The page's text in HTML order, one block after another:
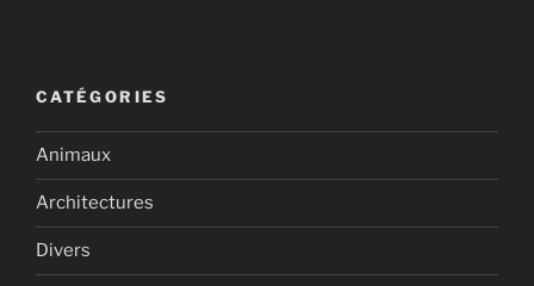
CATÉGORIES
Animaux
Architectures
Divers